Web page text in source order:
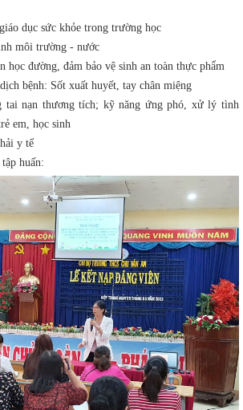
dục sức khỏe trong trường học
môi trường - nước
học đường, đảm bảo vệ sinh an toàn thực phẩm
bệnh: Sốt xuất huyết, tay chân miệng
tai nạn thương tích; kỹ năng ứng phó, xử lý tình
em, học sinh
y tế
huấn: